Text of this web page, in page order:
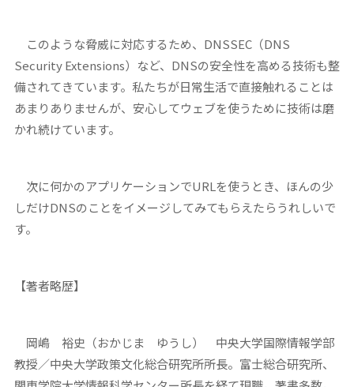
このような脅威に対応するため、DNSSEC（DNS
Security Extensions）など、DNSの安全性を高める技術も整
備されてきています。私たちが日常生活で直接触れることは
あまりありませんが、安心してウェブを使うために技術は磨
かれ続けています。
次に何かのアプリケーションでURLを使うとき、ほんの少
しだけDNSのことをイメージしてみてもらえたらうれしいで
す。
【著者略歴】
岡嶋 裕史（おかじま ゆうし） 中央大学国際情報学部
教授／中央大学政策文化総合研究所所長。富士総合研究所、